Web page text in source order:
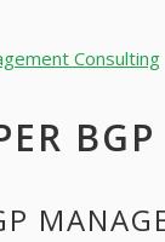
Consulting
BGP